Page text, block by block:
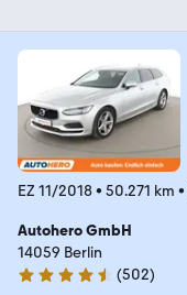
EZ 11/2018• 50.271 km •
Autohero GmbH
14059 Berlin
4.5 Sterne
(502)